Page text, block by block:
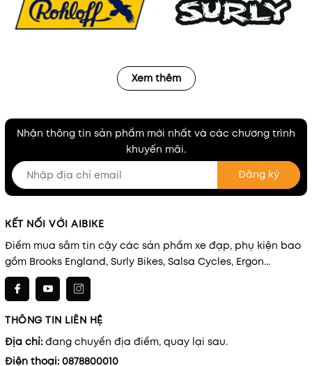
Xem thêm
Nhận thông tin sản phẩm mới nhất và các chương trình
khuyến mãi.
Đăng ký
KẾT NỐI VỚI AIBIKE
Điểm mua sắm tin cậy các sản phẩm xe đạp, phụ kiện bao
gồm Brooks England, Surly Bikes, Salsa Cycles, Ergon...
THÔNG TIN LIÊN HỆ
Địa chỉ: đang chuyển địa điểm, quay lại sau.
Điện thoại: 0878800010